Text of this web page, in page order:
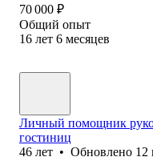
70 000 ₽
Общий опыт
16 лет 6 месяцев
Личный помощник
гостиниц
46 лет • Обновлено 12